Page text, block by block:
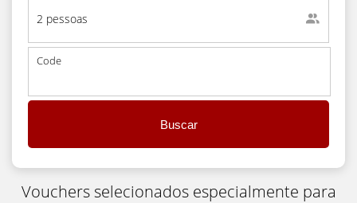
2 pessoas
Code
Buscar
Vouchers selecionados especialmente para